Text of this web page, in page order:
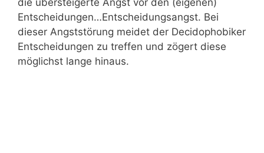
Entscheidungen…Entscheidungsangst. Bei
dieser Angststörung meidet der Decidophobiker
Entscheidungen zu treffen und zögert diese
möglichst lange hinaus.